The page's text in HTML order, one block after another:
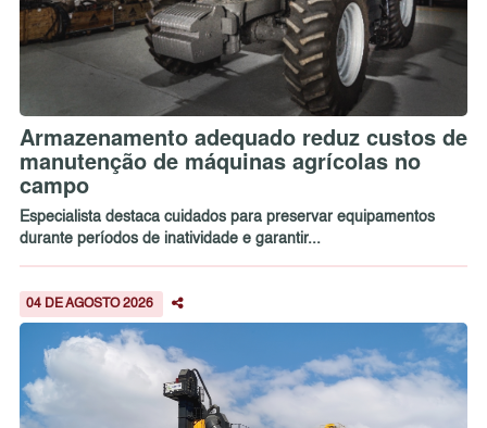
Armazenamento adequado reduz custos de
manutenção de máquinas agrícolas no
campo
Especialista destaca cuidados para preservar equipamentos
durante períodos de inatividade e garantir...
04 DE AGOSTO 2026